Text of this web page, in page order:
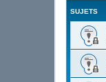
SUJETS